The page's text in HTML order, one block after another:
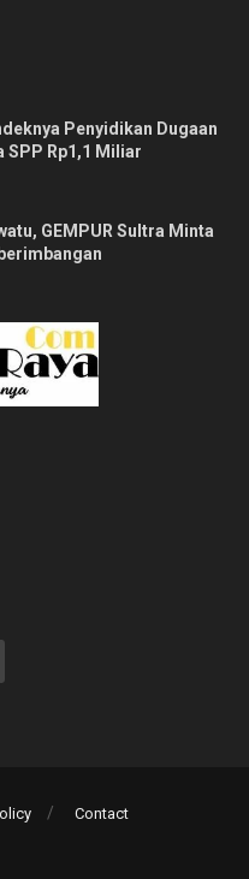
Penyidikan Dugaan
SPP Rp1,1 Miliar
GEMPUR Sultra Minta
Contact